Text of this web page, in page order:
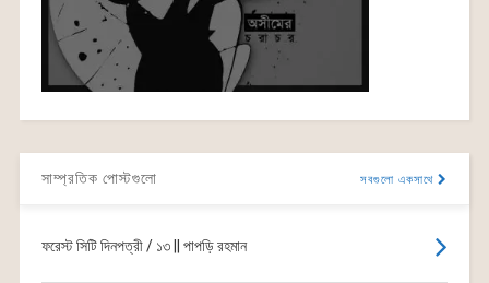
সাম্প্রতিক পোস্টগুলো সবগুলো একসাথে
ফরেস্ট সিটি দিনপত্রী / ১৩ || পাপড়ি রহমান